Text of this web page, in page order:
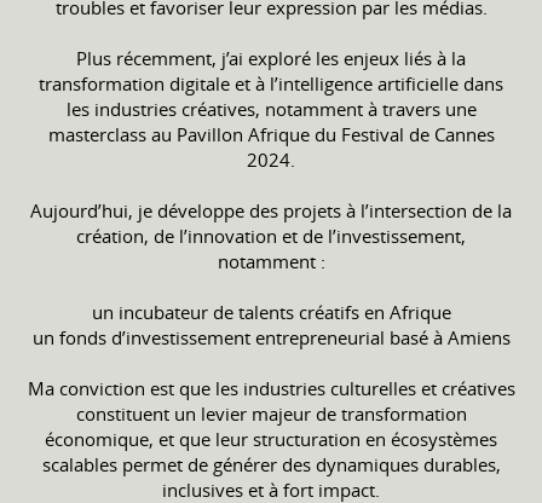
troubles et favoriser leur expression par les médias.
Plus récemment, j’ai exploré les enjeux liés à la
transformation digitale et à l’intelligence artificielle dans
les industries créatives, notamment à travers une
masterclass au Pavillon Afrique du Festival de Cannes
2024.
Aujourd’hui, je développe des projets à l’intersection de la
création, de l’innovation et de l’investissement,
notamment :
un incubateur de talents créatifs en Afrique
un fonds d’investissement entrepreneurial basé à Amiens
Ma conviction est que les industries culturelles et créatives
constituent un levier majeur de transformation
économique, et que leur structuration en écosystèmes
scalables permet de générer des dynamiques durables,
inclusives et à fort impact.